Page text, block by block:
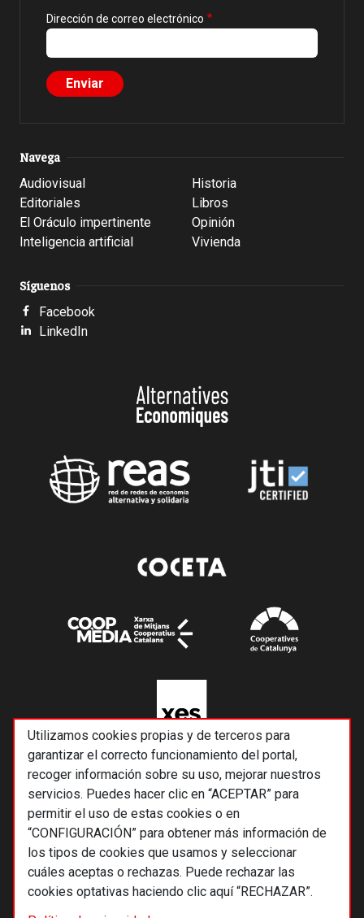
Utilizamos cookies propias y de terceros para
garantizar el correcto funcionamiento del portal,
recoger información sobre su uso, mejorar nuestros
servicios. Puedes hacer clic en “ACEPTAR” para
permitir el uso de estas cookies o en
“CONFIGURACIÓN” para obtener más información de
los tipos de cookies que usamos y seleccionar
cuáles aceptas o rechazas. Puede rechazar las
cookies optativas haciendo clic aquí “RECHAZAR”.
Dirección de correo electrónico
Navega
Audiovisual
Editoriales
El Oráculo impertinente
Inteligencia artificial
Historia
Libros
Opinión
Vivienda
Síguenos
Facebook
LinkedIn
© 2026 Alternativas económicas SCCL